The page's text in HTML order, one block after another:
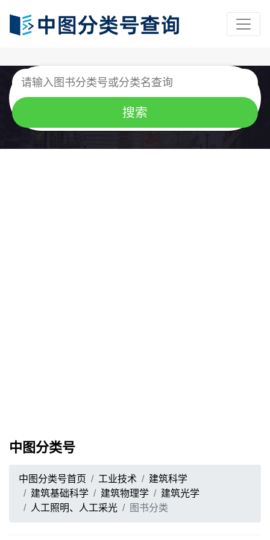
中图分类号
中图分类号首页 工业技术
建筑科学
建筑基础科学
建筑物理学
建筑光学
人工照明、人工采光
图书分类